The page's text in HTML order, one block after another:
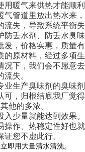
用暖气来供热才能顺
管道里放出热水来
流失，导致系统平衡
防丢水剂、防丢水臭
发，价格实惠，质量
的原材料，经过多项
下，我们会不愿意
失。
生产臭味剂的臭味
，归根结底我厂觉
他的多浓。
少量就能达到效果。
作、热稳定性好也
您不虚此行。
即用大量清水清洗。